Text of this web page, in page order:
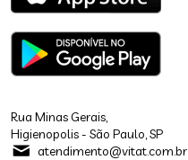
Rua Minas Gerais,
Higienopolis - São Paulo, SP
atendimento@vitat.com.br